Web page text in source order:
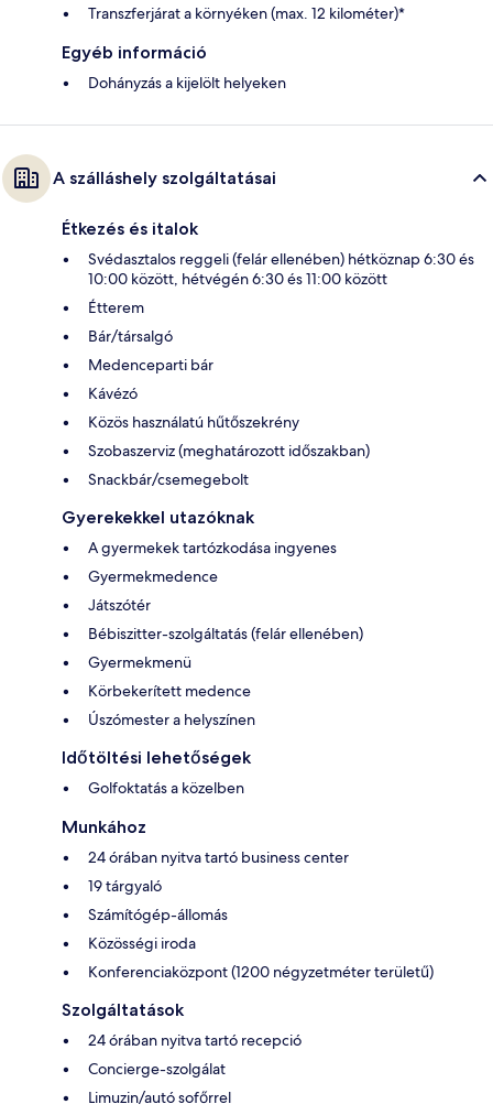
Transzferjárat a környéken (max. 12 kilométer)*
Egyéb információ
Dohányzás a kijelölt helyeken
A szálláshely szolgáltatásai
Étkezés és italok
Svédasztalos reggeli (felár ellenében) hétköznap 6:30 és
10:00 között, hétvégén 6:30 és 11:00 között
Étterem
Bár/társalgó
Medenceparti bár
Kávézó
Közös használatú hűtőszekrény
Szobaszerviz (meghatározott időszakban)
Snackbár/csemegebolt
Gyerekekkel utazóknak
A gyermekek tartózkodása ingyenes
Gyermekmedence
Játszótér
Bébiszitter-szolgáltatás (felár ellenében)
Gyermekmenü
Körbekerített medence
Úszómester a helyszínen
Időtöltési lehetőségek
Golfoktatás a közelben
Munkához
24 órában nyitva tartó business center
19 tárgyaló
Számítógép-állomás
Közösségi iroda
Konferenciaközpont (1200 négyzetméter területű)
Szolgáltatások
24 órában nyitva tartó recepció
Concierge-szolgálat
Limuzin/autó sofőrrel